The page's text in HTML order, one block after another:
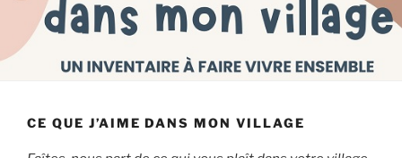
CE QUE J’AIME DANS MON VILLAGE